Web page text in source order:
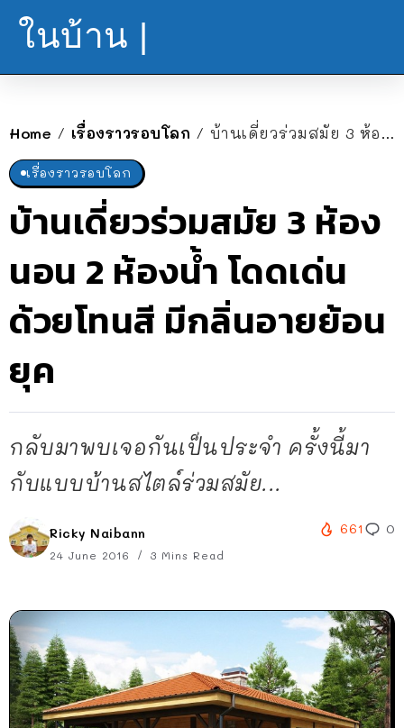
ในบ้าน |
Home / เรื่องราวรอบโลก / บ้านเดี่ยวร่วมสมัย 3 ห้องนอน 2 ห้องน้ำ โดดเด่นด้วยโทนสี มีกลิ่นอายย้อนยุค
เรื่องราวรอบโลก
บ้านเดี่ยวร่วมสมัย 3 ห้อง
นอน 2 ห้องน้ำ โดดเด่น
ด้วยโทนสี มีกลิ่นอายย้อน
ยุค
กลับมาพบเจอกันเป็นประจำ ครั้งนี้มา
กับแบบบ้านสไตล์ร่วมสมัย...
Ricky Naibann
24 June 2016 3 Mins Read
661 0